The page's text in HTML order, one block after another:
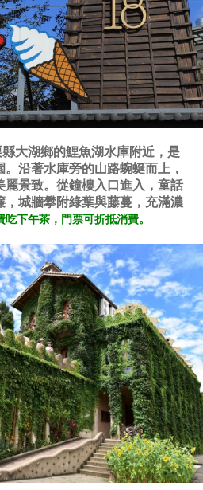
大湖鄉的鯉魚湖水庫附近，是
沿著水庫旁的山路蜿蜒而上，
景致。從鐘樓入口進入，童話
城牆攀附綠葉與藤蔓，充滿濃
下午茶，門票可折抵消費。